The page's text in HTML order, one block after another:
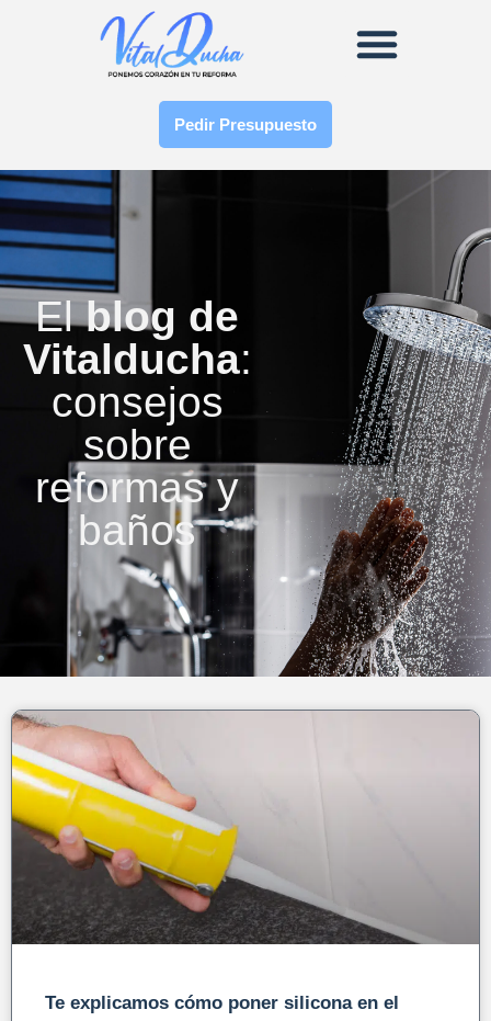
Pedir Presupuesto
Elblog de
Vitalducha:
consejos
sobre
reformas y
baños
Te explicamos cómo poner silicona en el